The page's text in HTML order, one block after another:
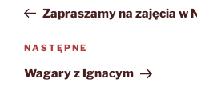
wpisZapraszamy na zajęcia w
Następny
wpis
NASTĘPNE
Wagary z Ignacym